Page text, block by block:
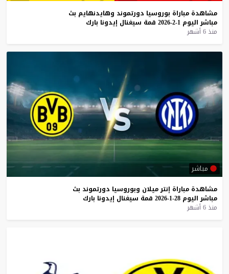
مشاهدة مباراة بوروسيا دورتموند وهايدنهايم بث
مباشر اليوم 1-2-2026 قمة سيغنال إيدونا بارك
منذ 6 أشهر
مباشر
مشاهدة مباراة إنترميلان وبوروسيا دورتموند بث
مباشر اليوم 28-1-2026 قمة سيغنال إيدونا بارك
منذ 6 أشهر